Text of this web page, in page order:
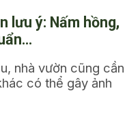
lưu ý: Nấm hồng,
nhà vườn cũng cần
có thể gây ảnh